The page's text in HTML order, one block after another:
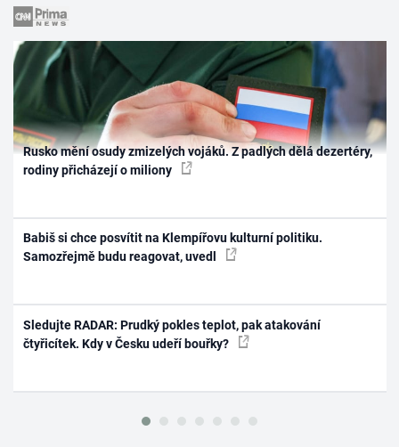
Rusko mění osudy zmizelých vojáků. Z padlých dělá dezertéry,
rodiny přicházejí o miliony
Babiš si chce posvítit na Klempířovu kulturní politiku.
Samozřejmě budu reagovat, uvedl
Sledujte RADAR: Prudký pokles teplot, pak atakování
čtyřicítek. Kdy v Česku udeří bouřky?